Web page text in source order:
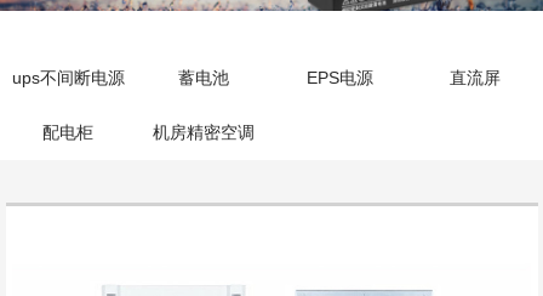
ups不间断电源 蓄电池 EPS电源 直流屏
配电柜 机房精密空调